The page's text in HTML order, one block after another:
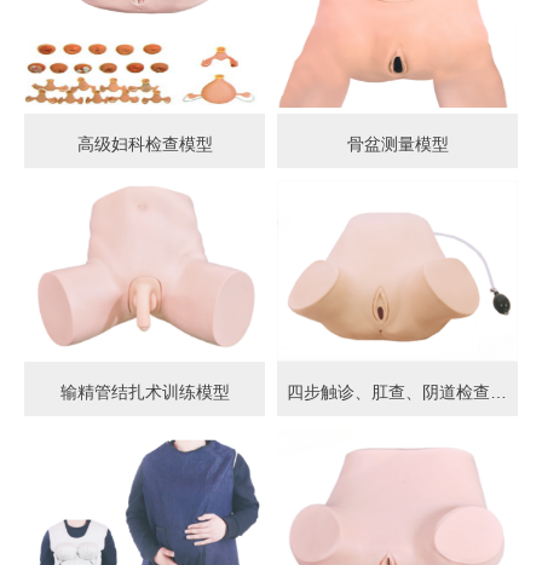
高级妇科检查模型 骨盆测量模型
输精管结扎术训练模型